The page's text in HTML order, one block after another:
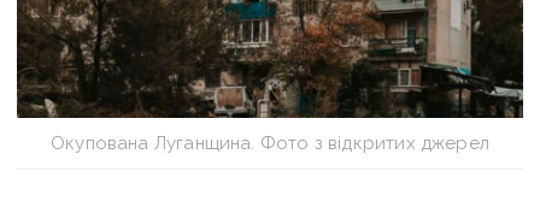
Окупована Луганщина. Фото з відкритих джерел